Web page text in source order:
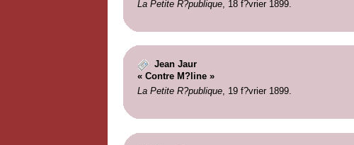
La Petite R?publique, 18 f?vrier 1899.
Jean Jaur
« Contre M?line »
La Petite R?publique, 19 f?vrier 1899.